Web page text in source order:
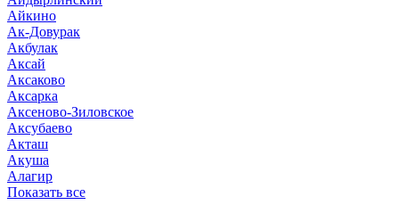
Айкино
Ак-Довурак
Акбулак
Аксай
Аксаково
Аксарка
Аксеново-Зиловское
Аксубаево
Акташ
Акуша
Алагир
Показать все